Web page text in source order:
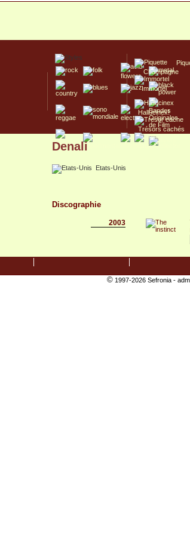
Champagne
Immortel
Hallucinex!
Trésors cachés
Culte/Collector
Denali
Etats-Unis
Discographie
2003
©1997-2026 Sefronia -